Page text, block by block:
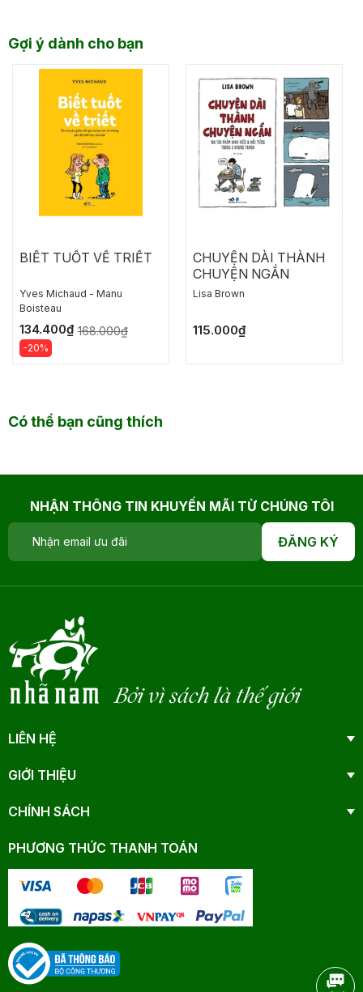
Gợi ý dành cho bạn
BIẾT TUỐT VỀ TRIẾT
Yves Michaud - Manu
Boisteau
134.400₫ 168.000₫
-20%
CHUYỆN DÀI THÀNH
CHUYỆN NGẮN
Lisa Brown
115.000₫
Có thể bạn cũng thích
NHẬN THÔNG TIN KHUYẾN MÃI TỪ CHÚNG TÔI
ĐĂNG KÝ
Bởi vì sách là thế giới
LIÊN HỆ
GIỚI THIỆU
CHÍNH SÁCH
PHƯƠNG THỨC THANH TOÁN